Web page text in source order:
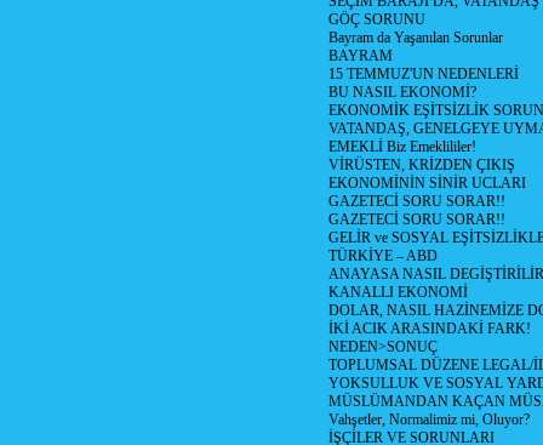
GÖÇ SORUNU
Bayram da Yaşanılan Sorunlar
BAYRAM
15 TEMMUZ'UN NEDENLERİ
BU NASIL EKONOMİ?
EKONOMİK EŞİTSİZLİK
VATANDAŞ, GENELGEYE
EMEKLİ Biz Emeklililer!
VİRÜSTEN, KRİZDEN ÇIKIŞ
EKONOMİNİN SİNİR UCLARI
GAZETECİ SORU SORAR!!
GAZETECİ SORU SORAR!!
GELİR ve SOSYAL
TÜRKİYE – ABD
ANAYASA NASIL
KANALLI EKONOMİ
DOLAR, NASIL HAZİNEMİZE
İKİ ACIK ARASINDAKİ FARK!
NEDEN>SONUÇ
TOPLUMSAL DÜZENE LEGAL/
YOKSULLUK VE SOSYAL
MÜSLÜMANDAN KAÇAN
Vahşetler, Normalimiz mi, Oluyor?
İŞÇİLER VE SORUNLARI